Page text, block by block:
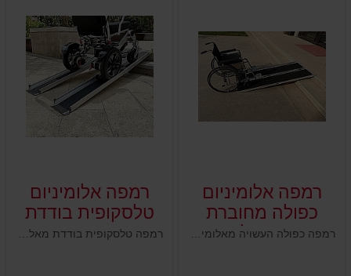
רמפה אלומיניום
כפולה מחוברת
בתקפלת
רמפה אלומיניום
טלסקופית בודדת